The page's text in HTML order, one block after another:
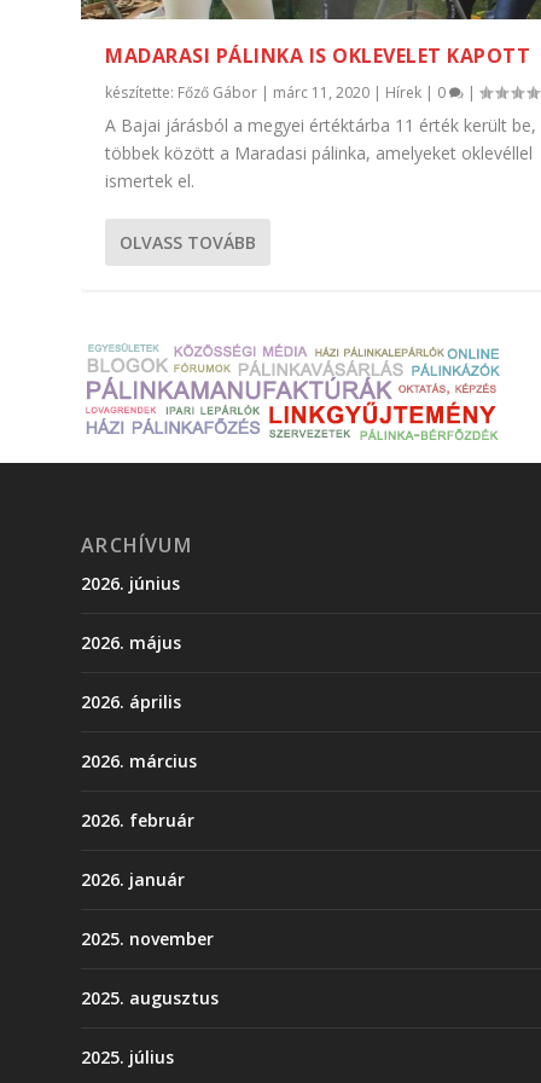
MADARASI PÁLINKA IS OKLEVELET KAPOTT
készítette: Főző Gábor | márc 11, 2020 | Hírek | 0 |
A Bajai járásból a megyei értéktárba 11 érték került be,
többek között a Maradasi pálinka, amelyeket oklevéllel
ismertek el.
OLVASS TOVÁBB
ARCHÍVUM
2026. június
2026. május
2026. április
2026. március
2026. február
2026. január
2025. november
2025. augusztus
2025. július